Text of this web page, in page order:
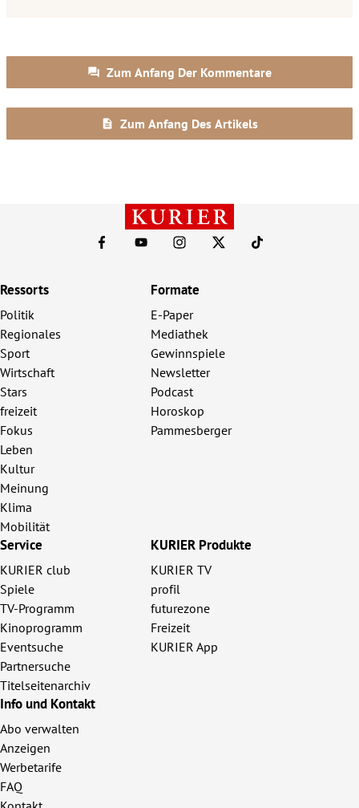
Ressorts
Politik
Regionales
Sport
Wirtschaft
Stars
freizeit
Fokus
Leben
Kultur
Meinung
Klima
Mobilität
Formate
E-Paper
Mediathek
Gewinnspiele
Newsletter
Podcast
Horoskop
Pammesberger
Service
KURIER club
Spiele
TV-Programm
Kinoprogramm
Eventsuche
Partnersuche
Titelseitenarchiv
KURIER Produkte
KURIER TV
profil
futurezone
Freizeit
KURIER App
Info und Kontakt
Abo verwalten
Anzeigen
Werbetarife
FAQ